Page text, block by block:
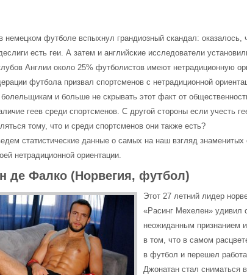
немецком футболе вспыхнул грандиозный скандал: оказалось,
есть геи. А затем и английские исследователи
Англии около 25% футболистов имеют нетрадиционную
футбола призвал спортсменов с нетрадиционной
болельщикам и больше не скрывать этот факт от
геев среди спортсменов. С другой стороны если учесть
тому, что и среди спортсменов они также есть?
статистические данные о самых на наш взгляд знаменитых
нетрадиционной ориентации.
де Фалко (Норвегия, футбол)
Этот 27 летний лидер
«Расинг Мехелен» удивил
неожиданным признанием
в том, что в самом
в футбол и перешел
Джонатан стал сниматься